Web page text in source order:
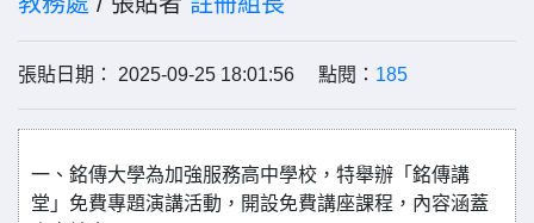
張貼日期： 2025-09-25 18:01:56 點閱： 185
一、銘傳大學為加強服務高中學校，特舉辦「銘傳講
堂」免費專題演講活動，開設免費講座課程，內容涵蓋